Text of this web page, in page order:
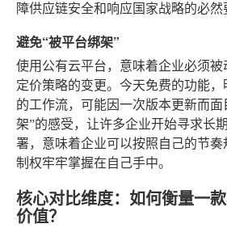
障供应链安全和响应国家战略的必然
避免“被平台绑架”
使用公有云平台，意味着企业必须被
定价策略的变更。今天免费的功能
的工作流，可能因一次版本更新而面
架”的感受，让许多企业开始寻求长
署，意味着企业可以按照自己的节
制权牢牢掌握在自己手中。
核心对比维度：如何衡量一
价值？